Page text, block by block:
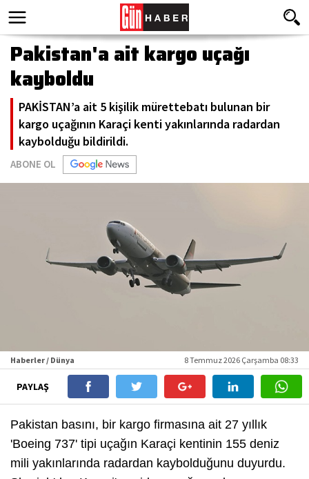
Pakistan'a ait kargo uçağı
kayboldu
PAKİSTAN’a ait 5 kişilik mürettebatı bulunan bir
kargo uçağının Karaçi kenti yakınlarında radardan
kaybolduğu bildirildi.
ABONE OL
Haberler / Dünya 8 Temmuz 2026 Çarşamba 08:33
PAYLAŞ
Pakistan basını, bir kargo firmasına ait 27 yıllık
'Boeing 737' tipi uçağın Karaçi kentinin 155 deniz
mili yakınlarında radardan kaybolduğunu duyurdu.